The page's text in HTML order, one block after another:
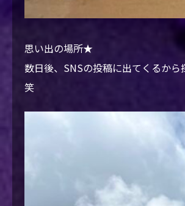
思い出の場所★
数日後、SNSの投稿に出てくるから
笑